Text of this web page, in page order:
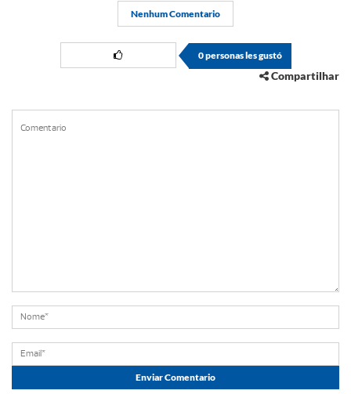
Nenhum Comentario
0personas les gustó
Compartilhar